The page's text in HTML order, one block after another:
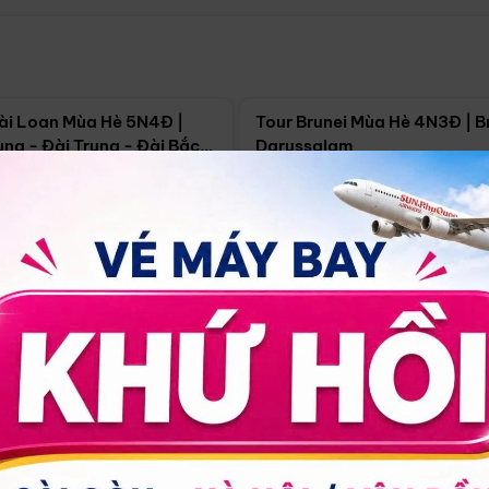
Loan Mùa Hè 5N4Đ |
- Đài Trung - Đài Bắc
18/09
Tour Brunei Mùa Hè 4N3Đ |
Darussalam
Hồ Chí Minh 4N3Đ
30/08 17/09 24/09
14.499.000đ Xem chi